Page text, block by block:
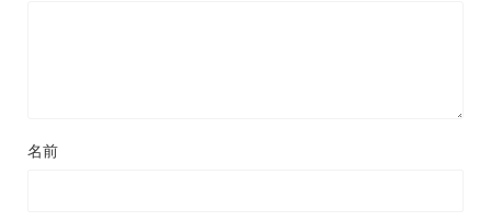
名前